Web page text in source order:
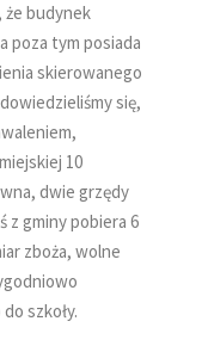
że budynek
poza tym posiada
skierowanego
się,
10
dwie grzędy
z gminy pobiera 6
zboża, wolne
szkoły.